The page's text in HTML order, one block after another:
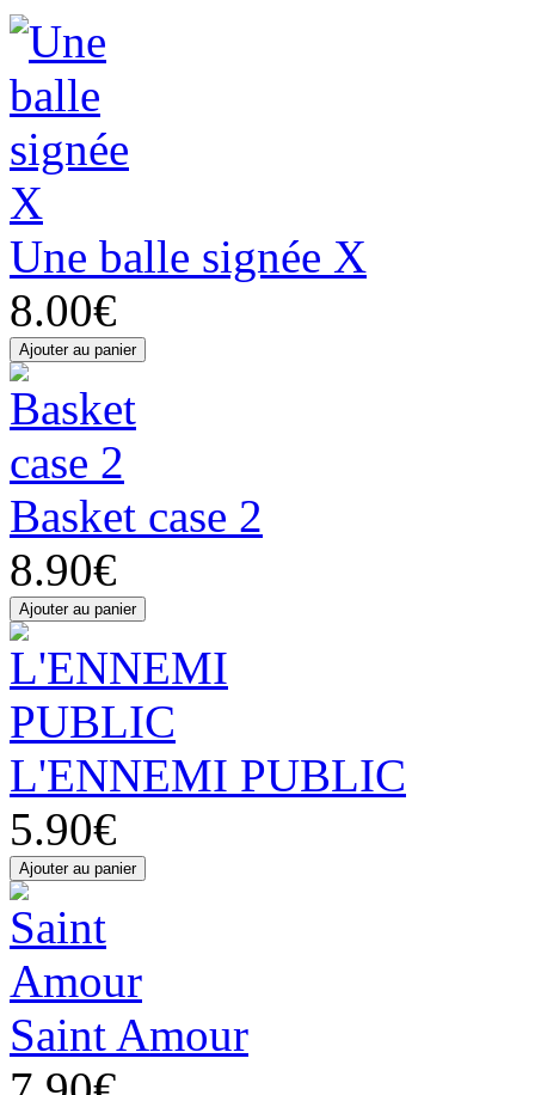
Une balle signée X
8.00€
Basket case 2
8.90€
L'ENNEMI PUBLIC
5.90€
Saint Amour